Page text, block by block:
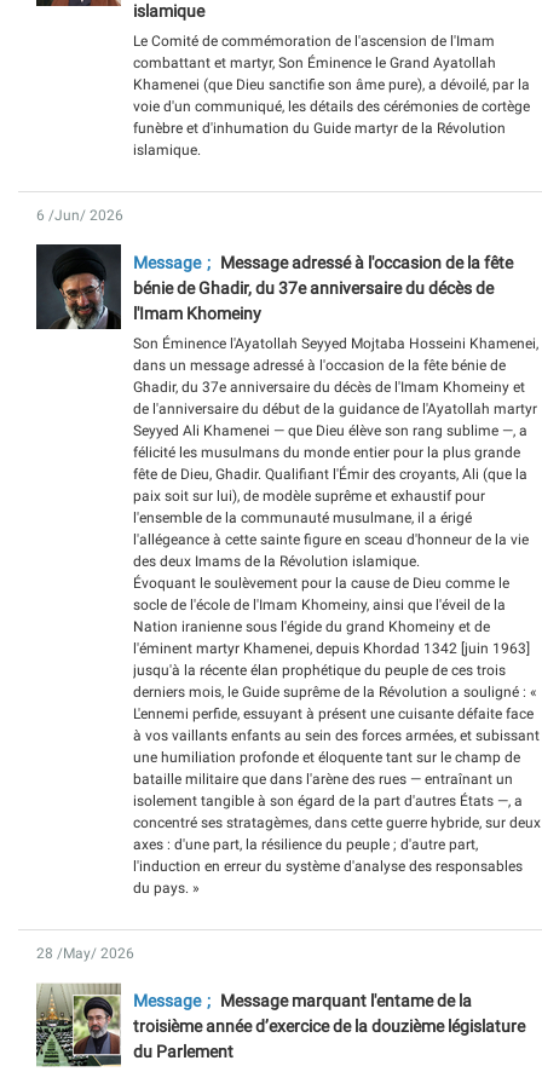
islamique
Le Comité de commémoration de l'ascension de l'Imam
combattant et martyr, Son Éminence le Grand Ayatollah
Khamenei (que Dieu sanctifie son âme pure), a dévoilé, par la
voie d'un communiqué, les détails des cérémonies de cortège
funèbre et d'inhumation du Guide martyr de la Révolution
islamique.
6 /Jun/ 2026
Message
Message adressé à l'occasion de la fête
bénie de Ghadir, du 37e anniversaire du décès de
l'Imam Khomeiny
Son Éminence l'Ayatollah Seyyed Mojtaba Hosseini Khamenei,
dans un message adressé à l'occasion de la fête bénie de
Ghadir, du 37e anniversaire du décès de l'Imam Khomeiny et
de l'anniversaire du début de la guidance de l'Ayatollah martyr
Seyyed Ali Khamenei — que Dieu élève son rang sublime —, a
félicité les musulmans du monde entier pour la plus grande
fête de Dieu, Ghadir. Qualifiant l'Émir des croyants, Ali (que la
paix soit sur lui), de modèle suprême et exhaustif pour
l'ensemble de la communauté musulmane, il a érigé
l'allégeance à cette sainte figure en sceau d'honneur de la vie
des deux Imams de la Révolution islamique.
Évoquant le soulèvement pour la cause de Dieu comme le
socle de l'école de l'Imam Khomeiny, ainsi que l'éveil de la
Nation iranienne sous l'égide du grand Khomeiny et de
l'éminent martyr Khamenei, depuis Khordad 1342 [juin 1963]
jusqu'à la récente élan prophétique du peuple de ces trois
derniers mois, le Guide suprême de la Révolution a souligné : «
L'ennemi perfide, essuyant à présent une cuisante défaite face
à vos vaillants enfants au sein des forces armées, et subissant
une humiliation profonde et éloquente tant sur le champ de
bataille militaire que dans l'arène des rues — entraînant un
isolement tangible à son égard de la part d'autres États —, a
concentré ses stratagèmes, dans cette guerre hybride, sur deux
axes : d'une part, la résilience du peuple ; d'autre part,
l'induction en erreur du système d'analyse des responsables
du pays. »
28 /May/ 2026
Message
Message marquant l'entame de la
troisième année d’exercice de la douzième législature
du Parlement